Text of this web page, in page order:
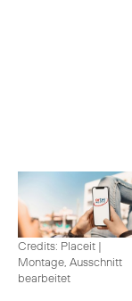
Credits: Placeit |
Montage, Ausschnitt
bearbeitet